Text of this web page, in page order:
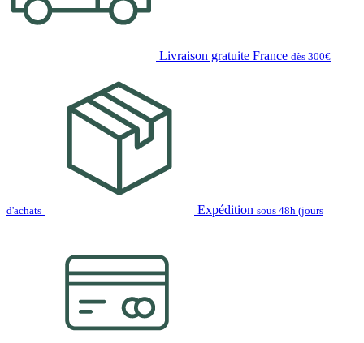
Livraison gratuite France dès 300€
d'achats Expédition sous 48h (jours